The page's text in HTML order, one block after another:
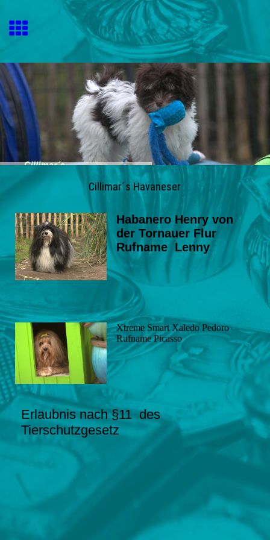
Cillimar´s Havaneser
Habanero Henry von
der Tornauer Flur
Rufname Lenny
Xtreme Smart Xaledo Pedoro
Rufname Picasso
Erlaubnis nach §11 des
Tierschutzgesetz